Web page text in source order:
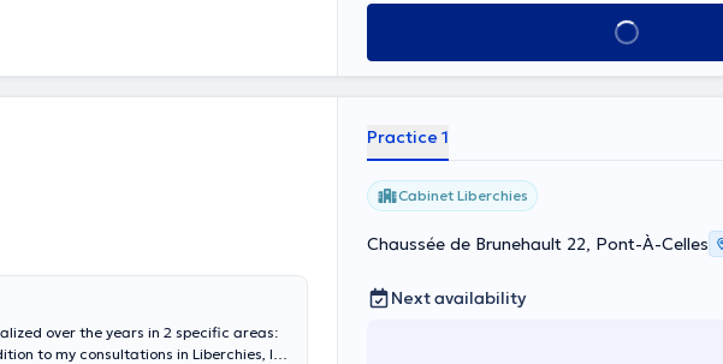
See all
over the years in 2 specific areas:
to my consultations in Liberchies, I
Practice 1
Cabinet Liberchies
Chaussée de Brunehault 22, Pont-À-Celles
Next availability